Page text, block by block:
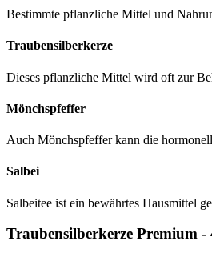
Bestimmte pflanzliche Mittel und
Traubensilberkerze
Dieses pflanzliche Mittel wird oft zur
Mönchspfeffer
Auch Mönchspfeffer kann die
Salbei
Salbeitee ist ein bewährtes Hausmittel
Traubensilberkerze Premium